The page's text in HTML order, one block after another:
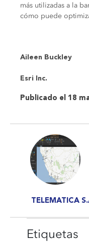
más utilizadas a la
cómo puede
Aileen Buckley
Esri Inc.
Publicado el 18
TELEMATICA
Etiquetas